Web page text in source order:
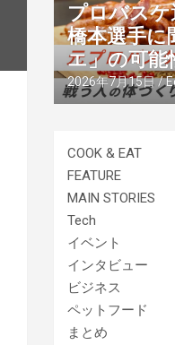
プロバス
橋本選手に
エ」の可能
2026年7月15日
COOK & EAT
FEATURE
MAIN STORIES
Tech
イベント
インタビュー
ビジネス
ペットフード
まとめ